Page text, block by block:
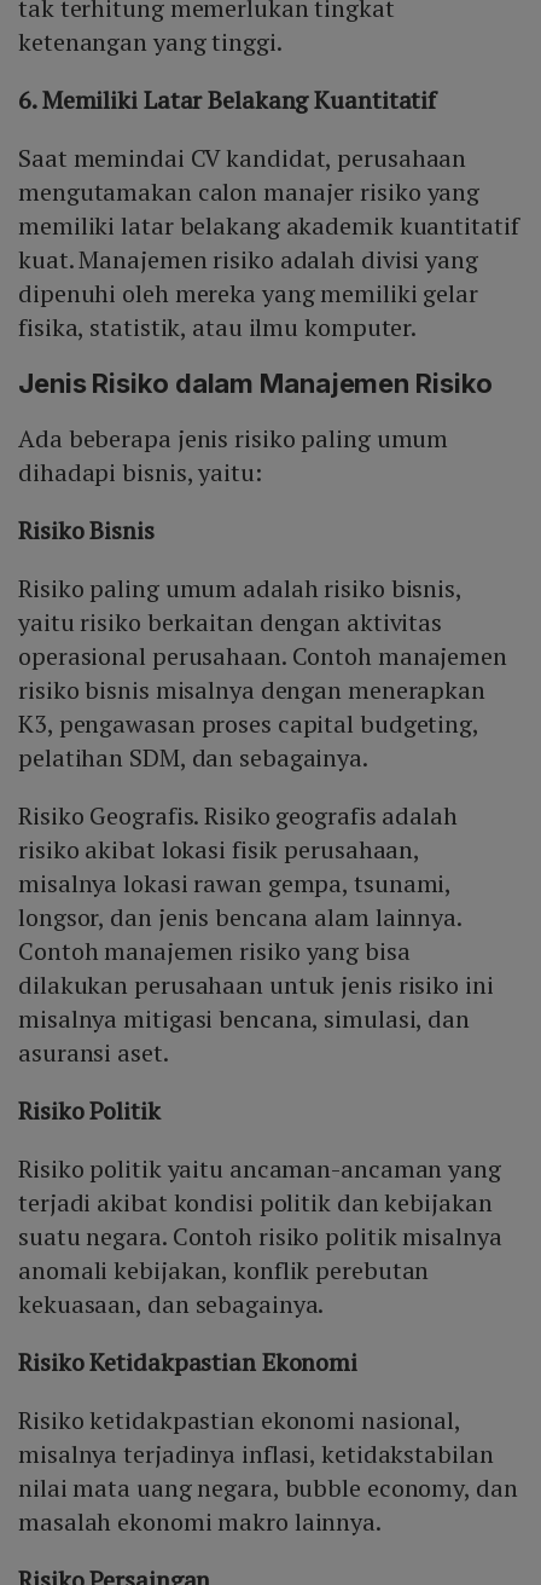
tak terhitung memerlukan tingkat
ketenangan yang tinggi.
6. Memiliki Latar Belakang Kuantitatif
Saat memindai CV kandidat, perusahaan
mengutamakan calon manajer risiko yang
memiliki latar belakang akademik kuantitatif
kuat. Manajemen risiko adalah divisi yang
dipenuhi oleh mereka yang memiliki gelar
fisika, statistik, atau ilmu komputer.
Jenis Risiko dalam Manajemen Risiko
Ada beberapa jenis risiko paling umum
dihadapi bisnis, yaitu:
Risiko Bisnis
Risiko paling umum adalah risiko bisnis,
yaitu risiko berkaitan dengan aktivitas
operasional perusahaan. Contoh manajemen
risiko bisnis misalnya dengan menerapkan
K3, pengawasan proses capital budgeting,
pelatihan SDM, dan sebagainya.
Risiko Geografis. Risiko geografis adalah
risiko akibat lokasi fisik perusahaan,
misalnya lokasi rawan gempa, tsunami,
longsor, dan jenis bencana alam lainnya.
Contoh manajemen risiko yang bisa
dilakukan perusahaan untuk jenis risiko ini
misalnya mitigasi bencana, simulasi, dan
asuransi aset.
Risiko Politik
Risiko politik yaitu ancaman-ancaman yang
terjadi akibat kondisi politik dan kebijakan
suatu negara. Contoh risiko politik misalnya
anomali kebijakan, konflik perebutan
kekuasaan, dan sebagainya.
Risiko Ketidakpastian Ekonomi
Risiko ketidakpastian ekonomi nasional,
misalnya terjadinya inflasi, ketidakstabilan
nilai mata uang negara, bubble economy, dan
masalah ekonomi makro lainnya.